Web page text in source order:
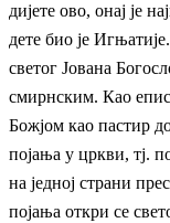
дијете ово, онај је
дете био је
светог Јована
смирнским. Као
Божјом као пастир
појања у цркви, тј.
на једној страни
појања откри се